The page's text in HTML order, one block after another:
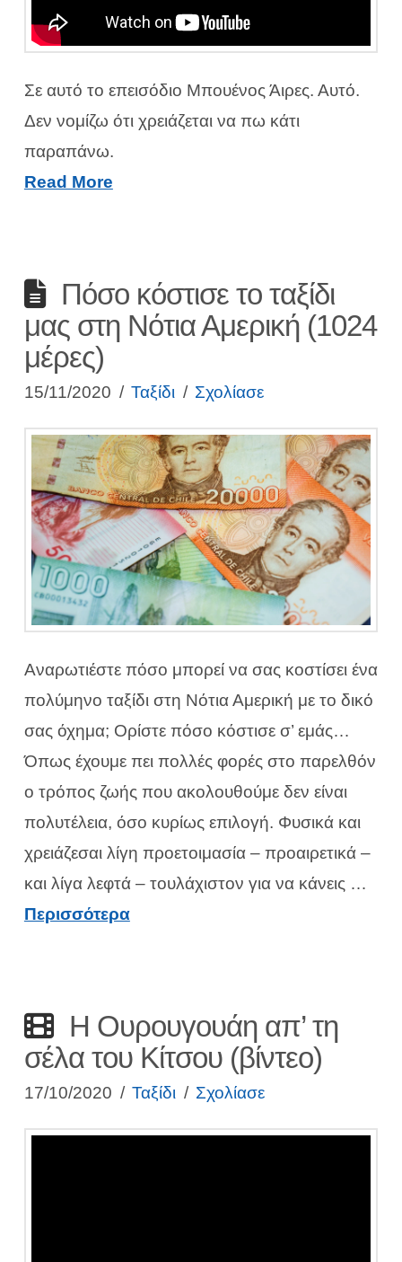
Σε αυτό το επεισόδιο Μπουένος Άιρες. Αυτό.
Δεν νομίζω ότι χρειάζεται να πω κάτι
παραπάνω.
Read More
Πόσο κόστισε το ταξίδι
μας στη Νότια Αμερική (1024
μέρες)
15/11/2020 Ταξίδι Σχολίασε
Αναρωτιέστε πόσο μπορεί να σας κοστίσει ένα
πολύμηνο ταξίδι στη Νότια Αμερική με το δικό
σας όχημα; Ορίστε πόσο κόστισε σ’ εμάς…
Όπως έχουμε πει πολλές φορές στο παρελθόν
ο τρόπος ζωής που ακολουθούμε δεν είναι
πολυτέλεια, όσο κυρίως επιλογή. Φυσικά και
χρειάζεσαι λίγη προετοιμασία – προαιρετικά –
και λίγα λεφτά – τουλάχιστον για να κάνεις …
Περισσότερα
Η Ουρουγουάη απ’ τη
σέλα του Κίτσου (βίντεο)
17/10/2020 Ταξίδι Σχολίασε